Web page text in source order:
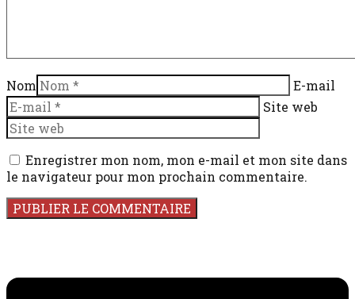
Nom
E-mail
Site web
Enregistrer mon nom, mon e-mail et mon site dans
le navigateur pour mon prochain commentaire.